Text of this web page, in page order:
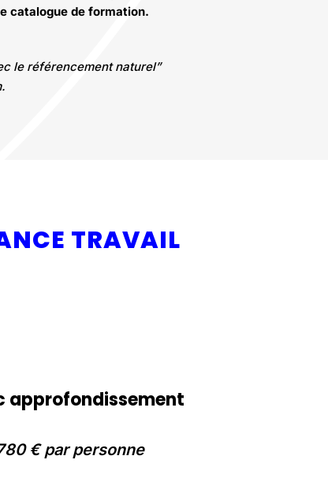
catalogue de formation.
le référencement naturel”
TRAVAIL
approfondissement
€ par personne